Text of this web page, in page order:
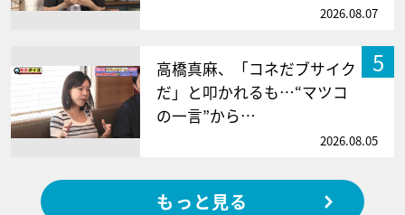
2026.08.07
5
高橋真麻、「コネだブサイク
だ」と叩かれるも…“マツコ
の一言”から…
2026.08.05
もっと見る